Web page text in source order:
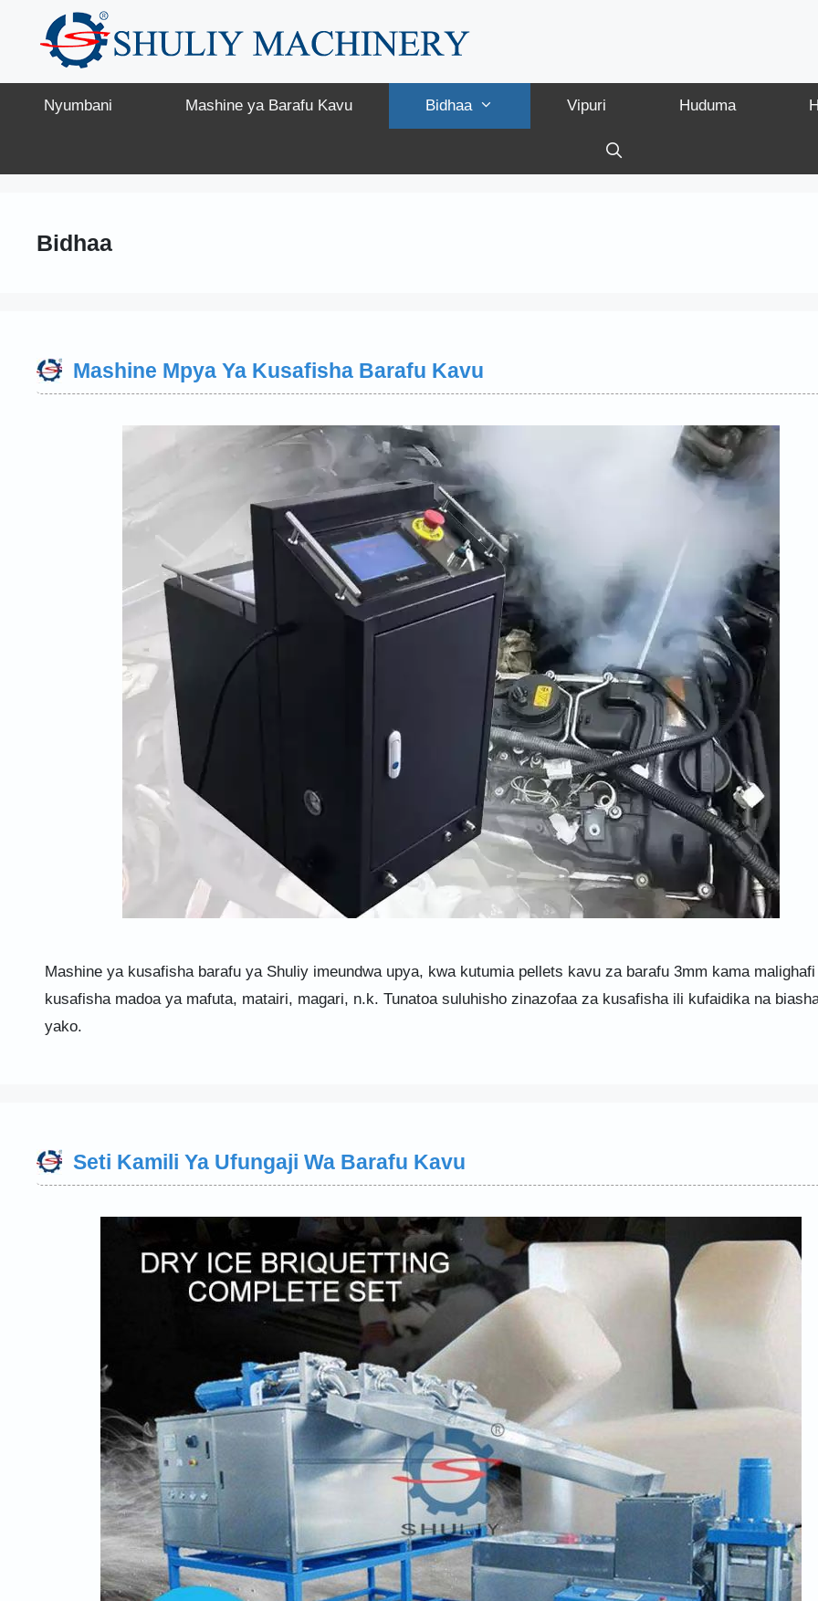
Nyumbani Mashine ya Barafu Kavu Bidhaa Vipuri Huduma
Bidhaa
Mashine Mpya Ya Kusafisha Barafu Kavu
Mashine ya kusafisha barafu ya Shuliy imeundwa upya, kwa kutumia pellets kavu za barafu 3mm kama
kusafisha madoa ya mafuta, matairi, magari, n.k. Tunatoa suluhisho zinazofaa za kusafisha ili kufaidika na
yako.
Seti Kamili Ya Ufungaji Wa Barafu Kavu